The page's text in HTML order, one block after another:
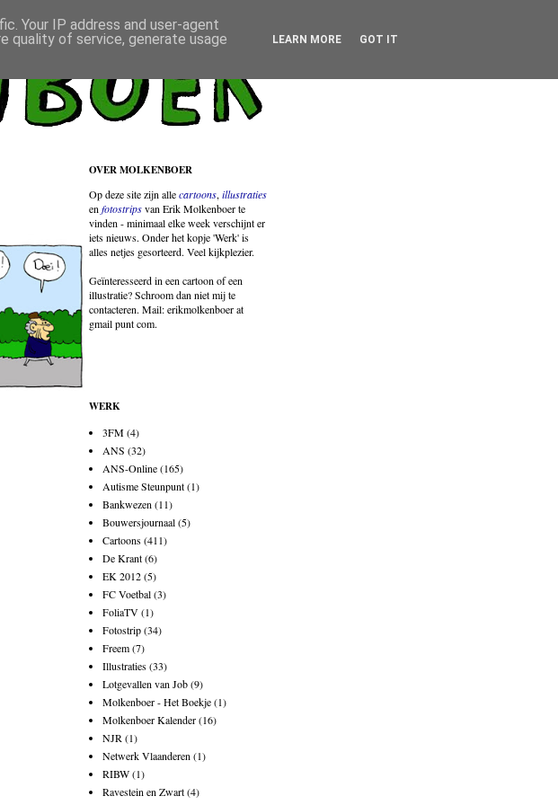
OVER MOLKENBOER
Op deze site zijn allecartoons, illustraties
en fotostripsvan Erik Molkenboer te
vinden - minimaal elke week verschijnt er
iets nieuws. Onder het kopje 'Werk' is
alles netjes gesorteerd. Veel kijkplezier.
Geïnteresseerd in een cartoon of een
illustratie? Schroom dan niet mij te
contacteren. Mail: erikmolkenboer at
gmail punt com.
WERK
3FM(4)
ANS (32)
ANS-Online(165)
Autisme Steunpunt(1)
Bankwezen (11)
Bouwersjournaal(5)
Cartoons(411)
De Krant(6)
EK 2012(5)
FC Voetbal(3)
FoliaTV(1)
Fotostrip(34)
Freem(7)
Illustraties(33)
Lotgevallen van Job(9)
Molkenboer - Het Boekje(1)
Molkenboer Kalender(16)
NJR (1)
Netwerk Vlaanderen (1)
RIBW(1)
Ravestein en Zwart(4)
Your IP address and user-agent
quality of service, generate usage
LEARN MORE GOT IT